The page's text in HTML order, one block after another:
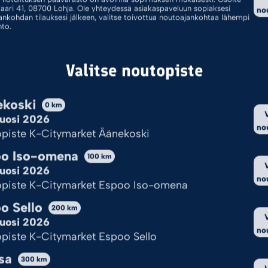
evästeitä, jotta sivu toimii ja pystymme sitä kehittämään.
ok?
ei löytynyt tuotteita.
41, 08700 Lohja. Ole yhteydessä asiakaspaveluun sopiaksesi
tilauksesi jälkeen, valitse toivottua noutoajankohtaa lähempi
Valitse noutopiste
0 km
2026
K-Citymarket Äänekoski
Iso-omena 100 km
2026
K-Citymarket Espoo Iso-omena
Sello 200 km
2026
K-Citymarket Espoo Sello
300 km